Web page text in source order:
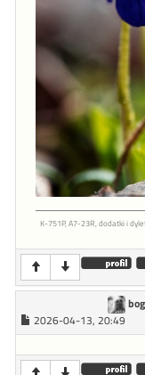
K-751P, A7-23R, dodatki i
2026-04-13, 20:49